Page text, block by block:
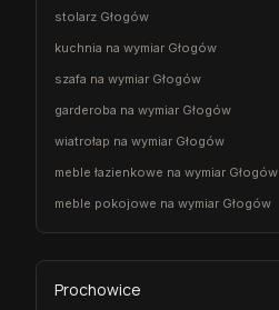
stolarz Głogów
kuchnia na wymiar Głogów
szafa na wymiar Głogów
garderoba na wymiar Głogów
wiatrołap na wymiar Głogów
meble łazienkowe na wymiar Głogów
meble pokojowe na wymiar Głogów
Prochowice